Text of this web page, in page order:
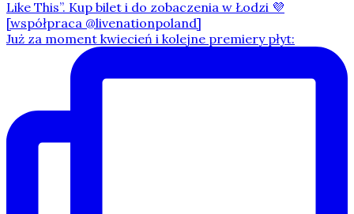
Już za moment kwiecień i kolejne premiery płyt: